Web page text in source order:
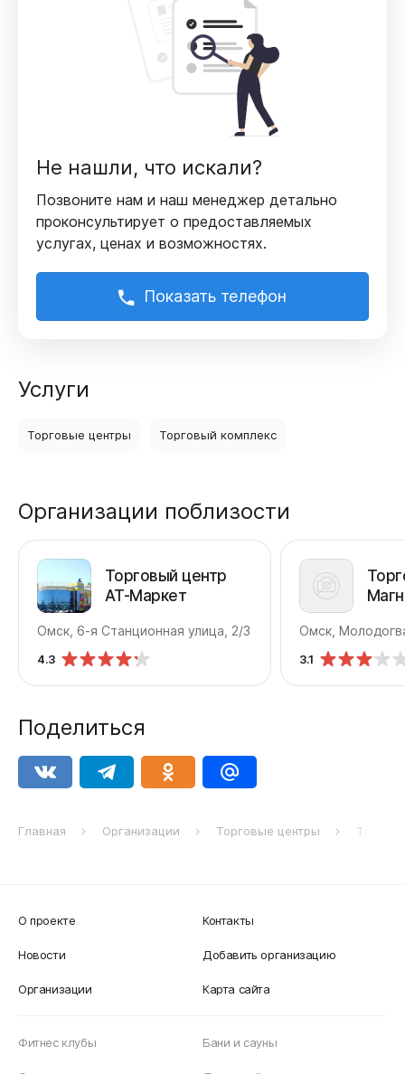
Не нашли, что искали?
Позвоните нам и наш менеджер детально
проконсультирует о предоставляемых
услугах, ценах и возможностях.
Показать телефон
Услуги
Торговые центры Торговый комплекс
Организации поблизости
Торговый центр
АТ-Маркет
Омск, 6-я Станционная улица, 2/3
4.3
Омск,
3.1
Поделиться
Главная Организации Торговые центры
О проекте
Новости
Организации
Контакты
Добавить организацию
Карта сайта
Фитнес клубы Бани и сауны